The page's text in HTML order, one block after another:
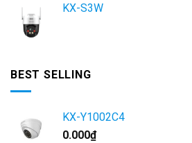
KX-S3W
BEST SELLING
KX-Y1002C4
0.000₫